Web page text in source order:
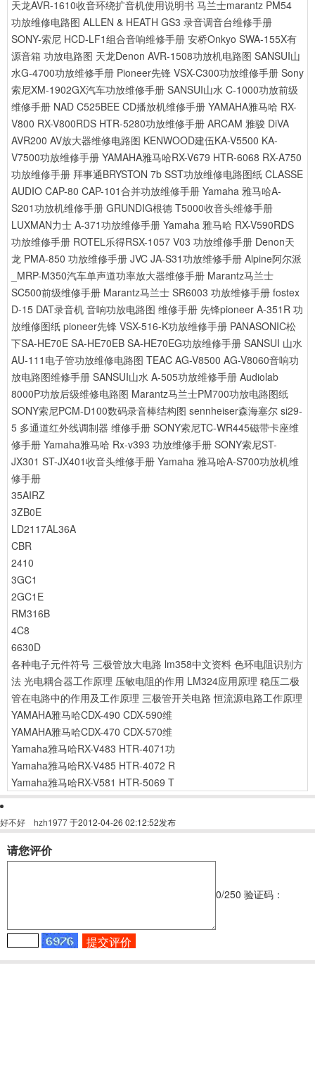
天龙AVR-1610收音环绕扩音机使用说明书 马兰士marantz PM54
功放维修电路图 ALLEN & HEATH GS3 录音调音台维修手册
SONY-索尼 HCD-LF1组合音响维修手册 安桥Onkyo SWA-155X有
源音箱 功放电路图 天龙Denon AVR-1508功放机电路图 SANSUI山
水G-4700功放维修手册 Pioneer先锋 VSX-C300功放维修手册 Sony
索尼XM-1902GX汽车功放维修手册 SANSUI山水 C-1000功放前级
维修手册 NAD C525BEE CD播放机维修手册 YAMAHA雅马哈 RX-
V800 RX-V800RDS HTR-5280功放维修手册 ARCAM 雅骏 DiVA
AVR200 AV放大器维修电路图 KENWOOD建伍KA-V5500 KA-
V7500功放维修手册 YAMAHA雅马哈RX-V679 HTR-6068 RX-A750
功放维修手册 拜事通BRYSTON 7b SST功放维修电路图纸 CLASSE
AUDIO CAP-80 CAP-101合并功放维修手册 Yamaha 雅马哈A-
S201功放机维修手册 GRUNDIG根德 T5000收音头维修手册
LUXMAN力士 A-371功放维修手册 Yamaha 雅马哈 RX-V590RDS
功放维修手册 ROTEL乐得RSX-1057 V03 功放维修手册 Denon天
龙 PMA-850 功放维修手册 JVC JA-S31功放维修手册 Alpine阿尔派
_MRP-M350汽车单声道功率放大器维修手册 Marantz马兰士
SC500前级维修手册 Marantz马兰士 SR6003 功放维修手册 fostex
D-15 DAT录音机 音响功放电路图 维修手册 先锋pioneer A-351R 功
放维修图纸 pioneer先锋 VSX-516-K功放维修手册 PANASONIC松
下SA-HE70E SA-HE70EB SA-HE70EG功放维修手册 SANSUI 山水
AU-111电子管功放维修电路图 TEAC AG-V8500 AG-V8060音响功
放电路图维修手册 SANSUI山水 A-505功放维修手册 Audiolab
8000P功放后级维修电路图 Marantz马兰士PM700功放电路图纸
SONY索尼PCM-D100数码录音棒结构图 sennheiser森海塞尔 si29-
5 多通道红外线调制器 维修手册 SONY索尼TC-WR445磁带卡座维
修手册 Yamaha雅马哈 Rx-v393 功放维修手册 SONY索尼ST-
JX301 ST-JX401收音头维修手册 Yamaha 雅马哈A-S700功放机维
修手册
35AIRZ
3ZB0E
LD2117AL36A
CBR
2410
3GC1
2GC1E
RM316B
4C8
6630D
各种电子元件符号 三极管放大电路 lm358中文资料 色环电阻识别方
法 光电耦合器工作原理 压敏电阻的作用 LM324应用原理 稳压二极
管在电路中的作用及工作原理 三极管开关电路 恒流源电路工作原理
YAMAHA雅马哈CDX-490 CDX-590维
YAMAHA雅马哈CDX-470 CDX-570维
Yamaha雅马哈RX-V483 HTR-4071功
Yamaha雅马哈RX-V485 HTR-4072 R
Yamaha雅马哈RX-V581 HTR-5069 T
好不好 hzh1977于2012-04-26 02:12:52发布
请您评价
0/250 验证码：